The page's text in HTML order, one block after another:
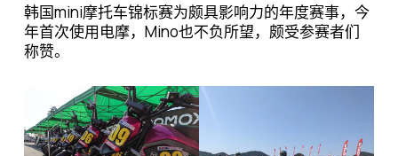
韩国mini摩托车锦标赛为颇具影响力的年度赛事，今
年首次使用电摩，Mino也不负所望，颇受参赛者们
称赞。